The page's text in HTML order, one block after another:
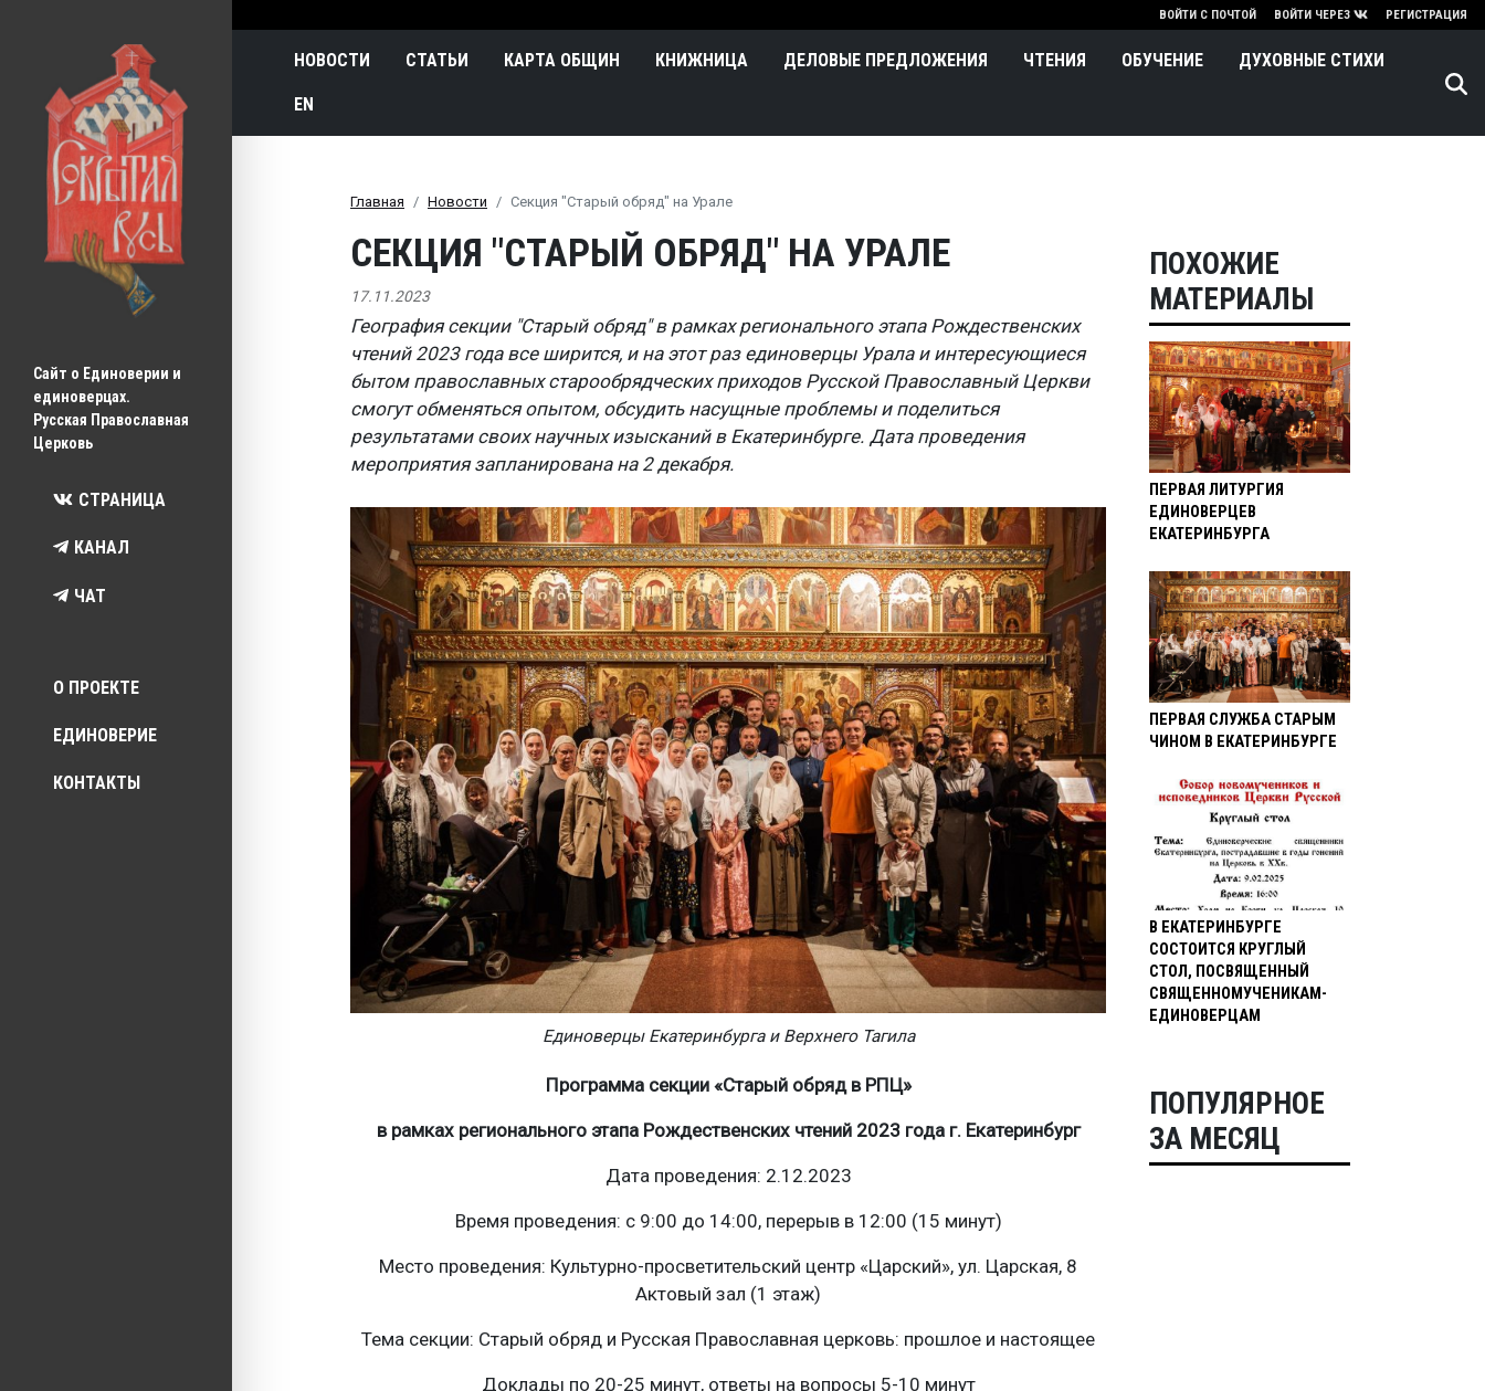
Сайт о Единоверии и
единоверцах.
Русская Православная
Церковь
СТРАНИЦА
КАНАЛ
ЧАТ
Top menu
О ПРОЕКТЕ
ЕДИНОВЕРИЕ
КОНТАКТЫ
ВОЙТИ С ПОЧТОЙ ВОЙТИ ЧЕРЕЗ РЕГИСТРАЦИЯ
Main navigation
НОВОСТИ СТАТЬИ КАРТА ОБЩИН КНИЖНИЦА ДЕЛОВЫЕ ПРЕДЛОЖЕНИЯ ЧТЕНИЯ ОБУЧЕНИЕ ДУХОВНЫЕ СТИХИ
EN
Главная Новости Секция "Старый обряд" на Урале
СЕКЦИЯ "СТАРЫЙ ОБРЯД" НА УРАЛЕ
17.11.2023
География секции "Старый обряд" в рамках регионального этапа Рождественских
чтений 2023 года все ширится, и на этот раз единоверцы Урала и интересующиеся
бытом православных старообрядческих приходов Русской Православный Церкви
смогут обменяться опытом, обсудить насущные проблемы и поделиться
результатами своих научных изысканий в Екатеринбурге. Дата проведения
мероприятия запланирована на 2 декабря.
Единоверцы Екатеринбурга и Верхнего Тагила
Программа секции «Старый обряд в РПЦ»
в рамках регионального этапа Рождественских чтений 2023 года г. Екатеринбург
Дата проведения: 2.12.2023
Время проведения: с 9:00 до 14:00, перерыв в 12:00 (15 минут)
Место проведения: Культурно-просветительский центр «Царский», ул. Царская, 8
Актовый зал (1 этаж)
Тема секции: Старый обряд и Русская Православная церковь: прошлое и настоящее
Доклады по 20-25 минут, ответы на вопросы 5-10 минут
ПОХОЖИЕ
МАТЕРИАЛЫ
ПЕРВАЯ ЛИТУРГИЯ
ЕДИНОВЕРЦЕВ
ЕКАТЕРИНБУРГА
ПЕРВАЯ СЛУЖБА СТАРЫМ
ЧИНОМ В ЕКАТЕРИНБУРГЕ
В ЕКАТЕРИНБУРГЕ
СОСТОИТСЯ КРУГЛЫЙ
СТОЛ, ПОСВЯЩЕННЫЙ
СВЯЩЕННОМУЧЕНИКАМ-
ЕДИНОВЕРЦАМ
ПОПУЛЯРНОЕ
ЗА МЕСЯЦ